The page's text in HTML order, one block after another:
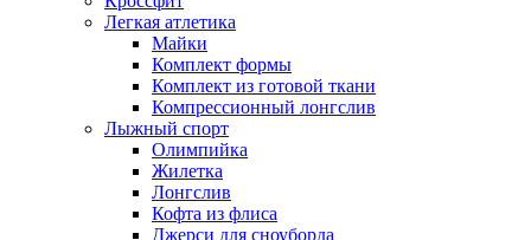
Легкая атлетика
Майки
Комплект формы
Комплект из готовой ткани
Компрессионный лонгслив
Лыжный спорт
Олимпийка
Жилетка
Лонгслив
Кофта из флиса
Джерси для сноуборда